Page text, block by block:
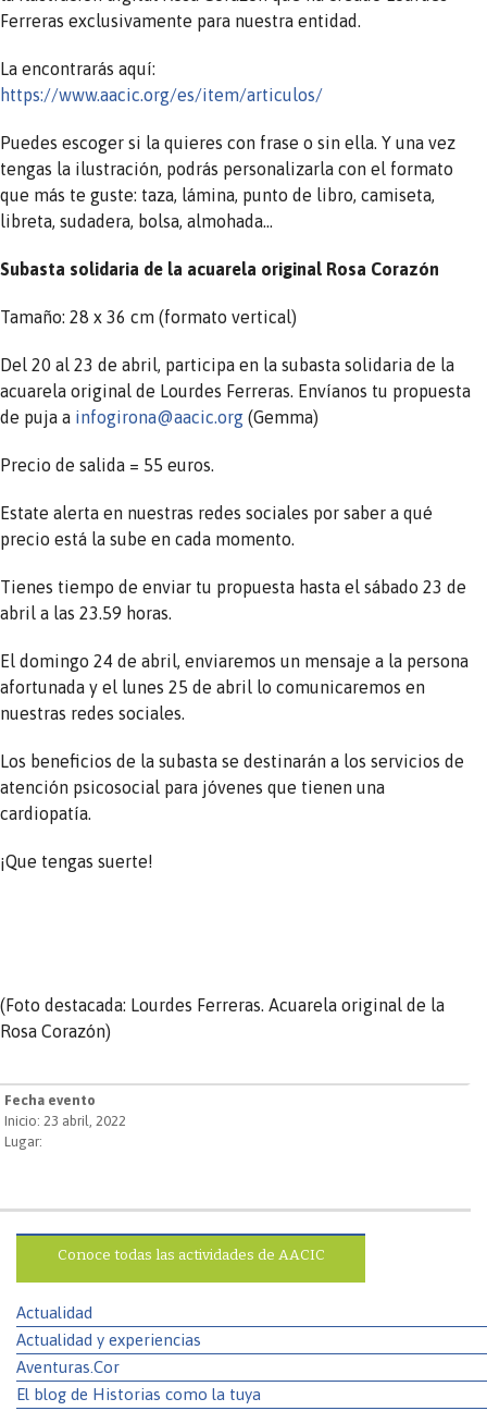
Ferreras exclusivamente para nuestra entidad.
La encontrarás aquí:
https://www.aacic.org/es/item/articulos/
Puedes escoger si la quieres con frase o sin ella. Y una vez
tengas la ilustración, podrás personalizarla con el formato
que más te guste: taza, lámina, punto de libro, camiseta,
libreta, sudadera, bolsa, almohada…
Subasta solidaria de la acuarela original Rosa Corazón
Tamaño: 28 x 36 cm (formato vertical)
Del 20 al 23 de abril, participa en la subasta solidaria de la
acuarela original de Lourdes Ferreras. Envíanos tu propuesta
de puja a infogirona@aacic.org (Gemma)
Precio de salida = 55 euros.
Estate alerta en nuestras redes sociales por saber a qué
precio está la sube en cada momento.
Tienes tiempo de enviar tu propuesta hasta el sábado 23 de
abril a las 23.59 horas.
El domingo 24 de abril, enviaremos un mensaje a la persona
afortunada y el lunes 25 de abril lo comunicaremos en
nuestras redes sociales.
Los beneficios de la subasta se destinarán a los servicios de
atención psicosocial para jóvenes que tienen una
cardiopatía.
¡Que tengas suerte!
(Foto destacada: Lourdes Ferreras. Acuarela original de la
Rosa Corazón)
Fecha evento
Inicio: 23 abril, 2022
Lugar:
Conoce todas las actividades de AACIC
Actualidad
Actualidad y experiencias
Aventuras.Cor
El blog de Historias como la tuya